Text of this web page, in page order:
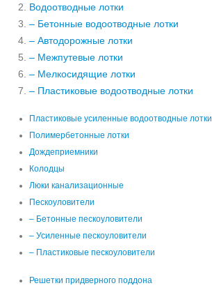
Водоотводные лотки
– Бетонные водоотводные лотки
– Автодорожные лотки
– Межпутевые лотки
– Мелкосидящие лотки
– Пластиковые водоотводные лотки
Пластиковые усиленные водоотводные лотки
Полимербетонные лотки
Дождеприемники
Колодцы
Люки канализационные
Пескоуловители
– Бетонные пескоуловители
– Усиленные пескоуловители
– Пластиковые пескоуловители
Решетки придверного поддона